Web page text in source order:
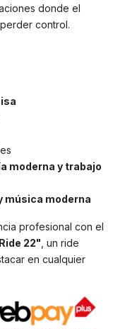
donde el
control.
moderna y trabajo
música moderna
profesional con el
22" , un ride
en cualquier